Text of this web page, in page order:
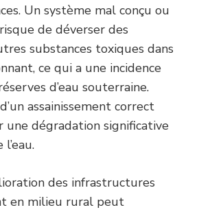
Un système mal conçu ou
de déverser des
substances toxiques dans
ce qui a une incidence
d’eau souterraine.
assainissement correct
dégradation significative
des infrastructures
en milieu rural peut